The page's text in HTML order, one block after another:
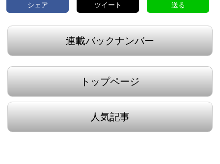
シェア ツイート 送る
連載バックナンバー
トップページ
人気記事